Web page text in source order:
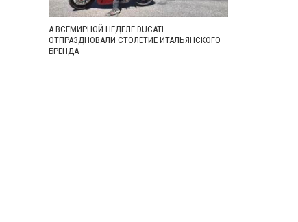
А ВСЕМИРНОЙ НЕДЕЛЕ DUCATI
ОТПРАЗДНОВАЛИ СТОЛЕТИЕ ИТАЛЬЯНСКОГО
БРЕНДА